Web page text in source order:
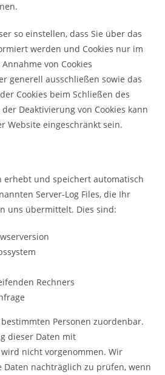
so einstellen, dass Sie über das
werden und Cookies nur im
von Cookies
generell ausschließen sowie das
Cookies beim Schließen des
Deaktivierung von Cookies kann
Website eingeschränkt sein.
erhebt und speichert automatisch
Server-Log Files, die Ihr
uns übermittelt. Dies sind:
Rechners
Personen zuordenbar.
dieser Daten mit
nicht vorgenommen. Wir
Daten nachträglich zu prüfen, wenn